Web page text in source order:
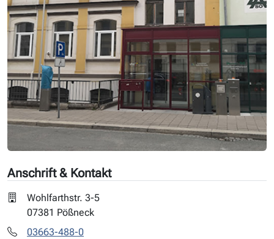
Anschrift & Kontakt
Wohlfarthstr. 3-5
07381 Pößneck
03663-488-0